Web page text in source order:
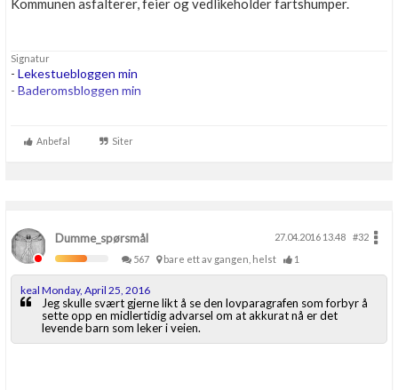
Få mer ut av Boligmappa
Kommunen asfalterer, feier og vedlikeholder fartshumper.
Signatur
- Lekestuebloggen min
- Baderomsbloggen min
Anbefal Siter
Dumme_spørsmål 27.04.2016 13.48
#32
567
bare ett av gangen, helst 1
keal Monday, April 25, 2016
Jeg skulle svært gjerne likt å se den lovparagrafen som forbyr å
sette opp en midlertidig advarsel om at akkurat nå er det
levende barn som leker i veien.